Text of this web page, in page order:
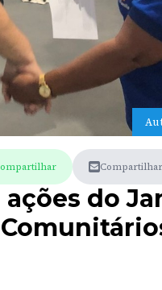
Compartilhar
do